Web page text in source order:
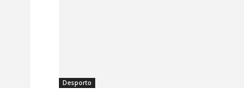
Desporto